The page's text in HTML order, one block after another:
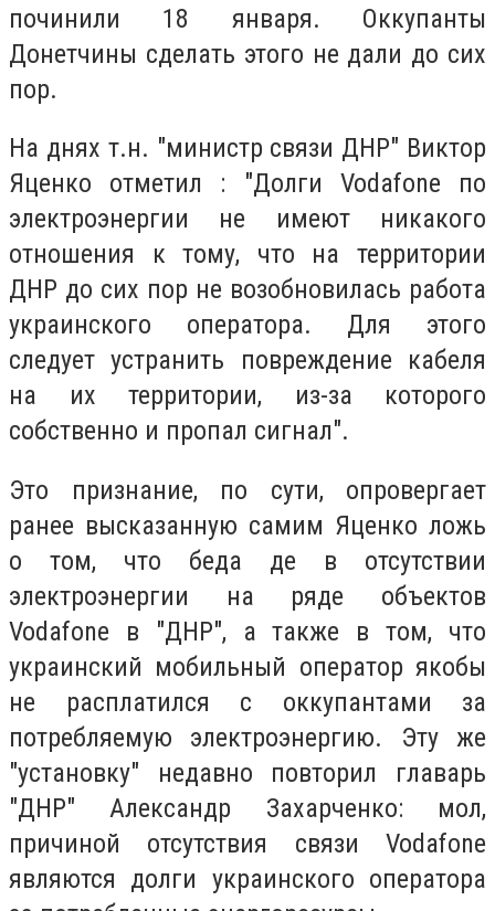
починили 18 января. Оккупанты
Донетчины сделать этого не дали до сих
пор.
На днях т.н. "министр связи ДНР" Виктор
Яценко отметил : "Долги Vodafone по
электроэнергии не имеют никакого
отношения к тому, что на территории
ДНР до сих пор не возобновилась работа
украинского оператора. Для этого
следует устранить повреждение кабеля
на их территории, из-за которого
собственно и пропал сигнал".
Это признание, по сути, опровергает
ранее высказанную самим Яценко ложь
о том, что беда де в отсутствии
электроэнергии на ряде объектов
Vodafone в "ДНР", а также в том, что
украинский мобильный оператор якобы
не расплатился с оккупантами за
потребляемую электроэнергию. Эту же
"установку" недавно повторил главарь
"ДНР" Александр Захарченко: мол,
причиной отсутствия связи Vodafone
являются долги украинского оператора